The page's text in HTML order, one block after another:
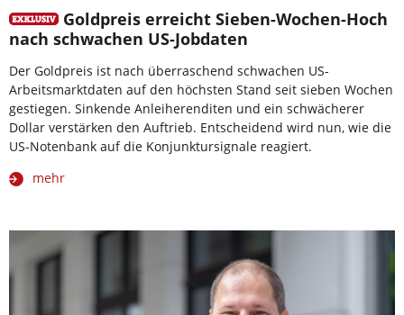
Goldpreis erreicht Sieben-Wochen-Hoch
nach schwachen US-Jobdaten
Der Goldpreis ist nach überraschend schwachen US-
Arbeitsmarktdaten auf den höchsten Stand seit sieben Wochen
gestiegen. Sinkende Anleiherenditen und ein schwächerer
Dollar verstärken den Auftrieb. Entscheidend wird nun, wie die
US-Notenbank auf die Konjunktursignale reagiert.
mehr